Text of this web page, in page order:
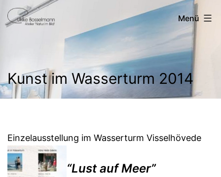
Zum
Inhalt
Ulrike
Menü
Kunst im Wasserturm 2014
Einzelausstellung im Wasserturm Visselhövede
“Lust auf Meer”